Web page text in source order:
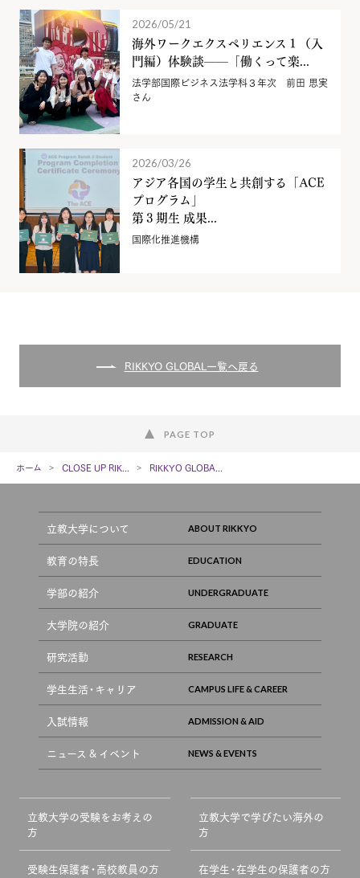
2026/05/21
海外ワークエクスペリエンス１（入
門編）体験談——「働くって楽...
法学部国際ビジネス法学科３年次 前田 思実
さん
2026/03/26
アジア各国の学生と共創する「ACE
プログラム」
第３期生 成果...
国際化推進機構
RIKKYO GLOBAL一覧へ戻る
PAGE TOP
ホーム CLOSE UP RIK... RIKKYO GLOBA...
立教大学について
教育の特長
学部の紹介
大学院の紹介
研究活動
学生生活・キャリア
入試情報
ニュース & イベント
立教大学の受験をお考えの
方
立教大学で学びたい海外の
方
受験生保護者・高校教員の方 在学生・在学生の保護者の方